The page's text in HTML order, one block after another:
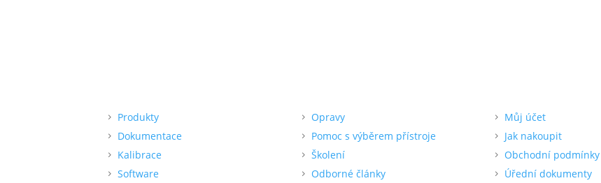
Produkty
Dokumentace
Kalibrace
Software
Opravy
Pomoc s výběrem přístroje
Školení
Odborné články
Můj účet
Jak nakoupit
Obchodní podmínky
Úřední dokumenty